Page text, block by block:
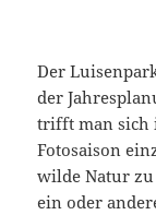
Der
der
trifft man sich
Fotosaison
wilde Natur
ein oder